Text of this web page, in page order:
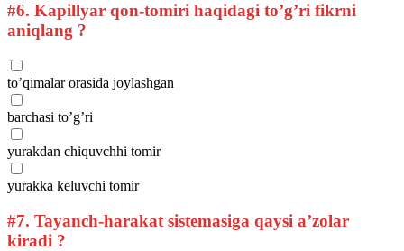
#6. Kapillyar qon-tomiri haqidagi to’g’ri fikrni
aniqlang ?
to’qimalar orasida joylashgan
barchasi to’g’ri
yurakdan chiquvchhi tomir
yurakka keluvchi tomir
#7. Tayanch-harakat sistemasiga qaysi a’zolar
kiradi ?